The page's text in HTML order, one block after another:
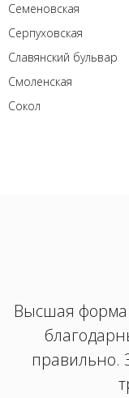
Семеновская
Серпуховская
Славянский бульвар
Смоленская
Сокол
Высшая форма
правильно.